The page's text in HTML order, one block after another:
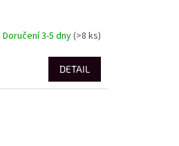
Doručení 3-5 dny(>8 ks)
DETAIL